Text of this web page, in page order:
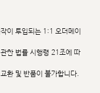
이 투입되는 1:1 오더메이
한 법률 시행령 21조에 따
환 및 반품이 불가합니다.